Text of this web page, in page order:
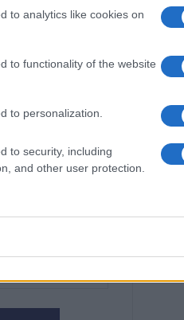
to analytics like cookies on
to functionality of the website
to personalization.
to security, including
and other user protection.
και
από τις
όλες τις
Ημερησίων
πως η
το
και